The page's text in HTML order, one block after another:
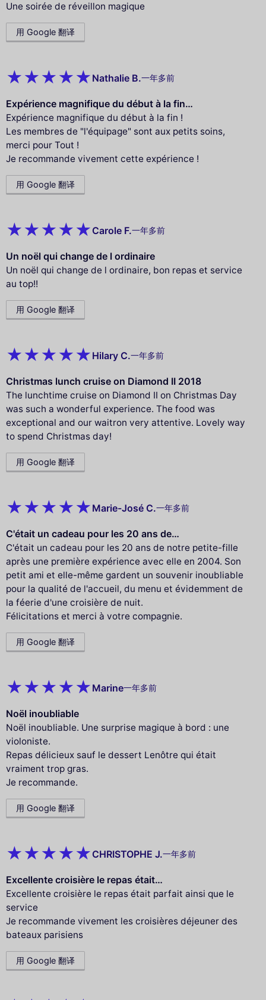
Une soirée de réveillon magique
用 Google 翻译
Nathalie B.一年多前
Expérience magnifique du début à la fin…
Expérience magnifique du début à la fin !
Les membres de "l'équipage" sont aux petits soins,
merci pour Tout !
Je recommande vivement cette expérience !
用 Google 翻译
Carole F.一年多前
Un noël qui change de l ordinaire
Un noël qui change de l ordinaire, bon repas et service
au top!!
用 Google 翻译
Hilary C.一年多前
Christmas lunch cruise on Diamond II 2018
The lunchtime cruise on Diamond II on Christmas Day
was such a wonderful experience. The food was
exceptional and our waitron very attentive. Lovely way
to spend Christmas day!
用 Google 翻译
Marie-José C.一年多前
C'était un cadeau pour les 20 ans de…
C'était un cadeau pour les 20 ans de notre petite-fille
après une première expérience avec elle en 2004. Son
petit ami et elle-même gardent un souvenir inoubliable
pour la qualité de l'accueil, du menu et évidemment de
la féerie d'une croisière de nuit.
Félicitations et merci à votre compagnie.
用 Google 翻译
Marine一年多前
Noël inoubliable
Noël inoubliable. Une surprise magique à bord : une
violoniste.
Repas délicieux sauf le dessert Lenôtre qui était
vraiment trop gras.
Je recommande.
用 Google 翻译
CHRISTOPHE J.一年多前
Excellente croisière le repas était…
Excellente croisière le repas était parfait ainsi que le
service
Je recommande vivement les croisières déjeuner des
bateaux parisiens
用 Google 翻译